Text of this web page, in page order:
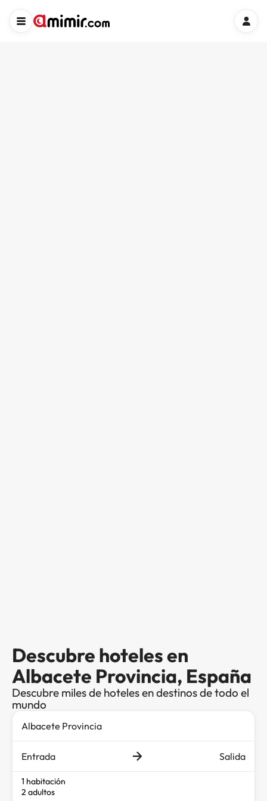
Descubre hoteles en
Albacete Provincia, España
Descubre miles de hoteles en destinos de todo el
mundo
Entrada Salida
1 habitación
2 adultos